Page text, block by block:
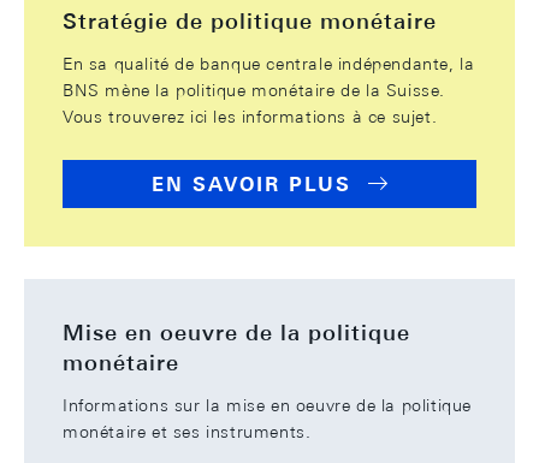
Stratégie de politique monétaire
En sa qualité de banque centrale indépendante, la
BNS mène la politique monétaire de la Suisse.
Vous trouverez ici les informations à ce sujet.
EN SAVOIR PLUS
Mise en oeuvre de la politique
monétaire
Informations sur la mise en oeuvre de la politique
monétaire et ses instruments.